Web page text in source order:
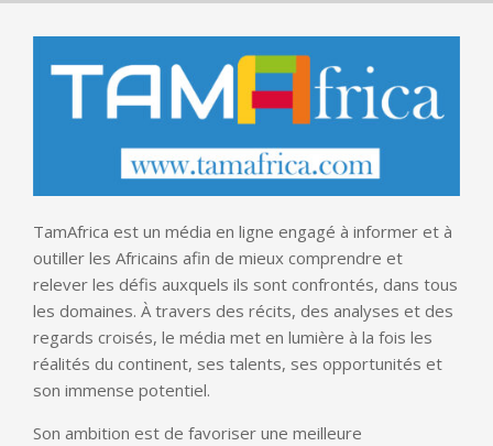
TamAfrica est un média en ligne engagé à informer et à
outiller les Africains afin de mieux comprendre et
relever les défis auxquels ils sont confrontés, dans tous
les domaines. À travers des récits, des analyses et des
regards croisés, le média met en lumière à la fois les
réalités du continent, ses talents, ses opportunités et
son immense potentiel.
Son ambition est de favoriser une meilleure